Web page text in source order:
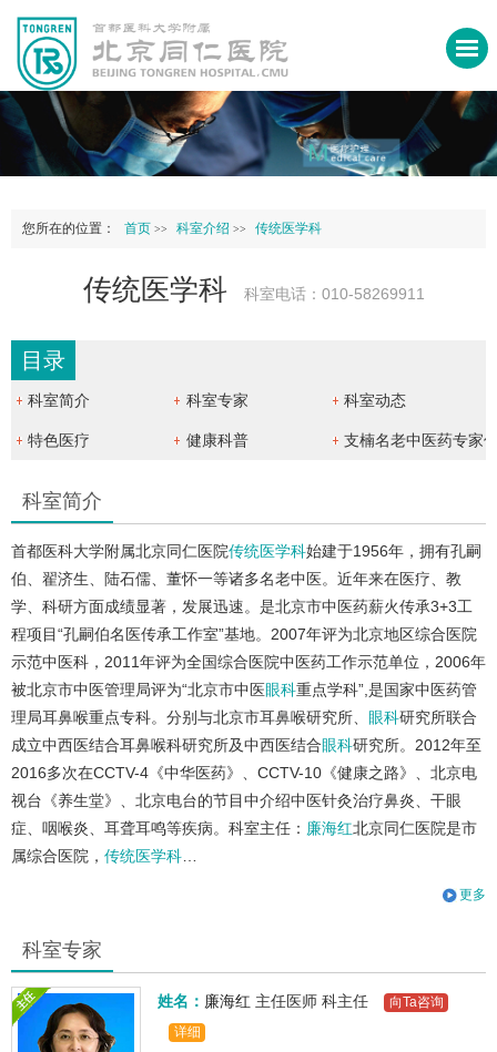
您所在的位置： 首页 >> 科室介绍 >> 传统医学科
传统医学科 科室电话：010-58269911
目录
科室简介 科室专家 科室动态
特色医疗 健康科普 支楠名老中医药专家
科室简介
首都医科大学附属北京同仁医院传统医学科始建于1956年，拥有孔嗣
伯、翟济生、陆石儒、董怀一等诸多名老中医。近年来在医疗、教
学、科研方面成绩显著，发展迅速。是北京市中医药薪火传承3+3工
程项目“孔嗣伯名医传承工作室”基地。2007年评为北京地区综合医院
示范中医科，2011年评为全国综合医院中医药工作示范单位，2006年
被北京市中医管理局评为“北京市中医眼科重点学科”,是国家中医药管
理局耳鼻喉重点专科。分别与北京市耳鼻喉研究所、 眼科研究所联合
成立中西医结合耳鼻喉科研究所及中西医结合眼科研究所。2012年至
2016多次在CCTV-4《中华医药》、CCTV-10《健康之路》、北京电
视台《养生堂》、北京电台的节目中介绍中医针灸治疗鼻炎、干眼
症、咽喉炎、耳聋耳鸣等疾病。科室主任： 廉海红北京同仁医院是市
属综合医院， 传统医学科
更多
科室专家
姓名： 廉海红 主任医师 科主任
向Ta咨询
详细